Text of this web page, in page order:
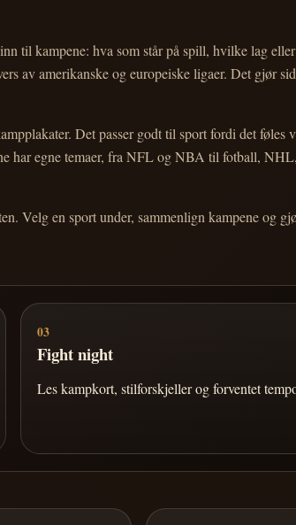
til kampene: hva som står på spill, hvilke lag eller
av amerikanske og europeiske ligaer. Det gjør
Det passer godt til sport fordi det føles
har egne temaer, fra NFL og NBA til fotball, NHL,
Velg en sport under, sammenlign kampene og
03
Fight night
Les kampkort, stilforskjeller og forventet